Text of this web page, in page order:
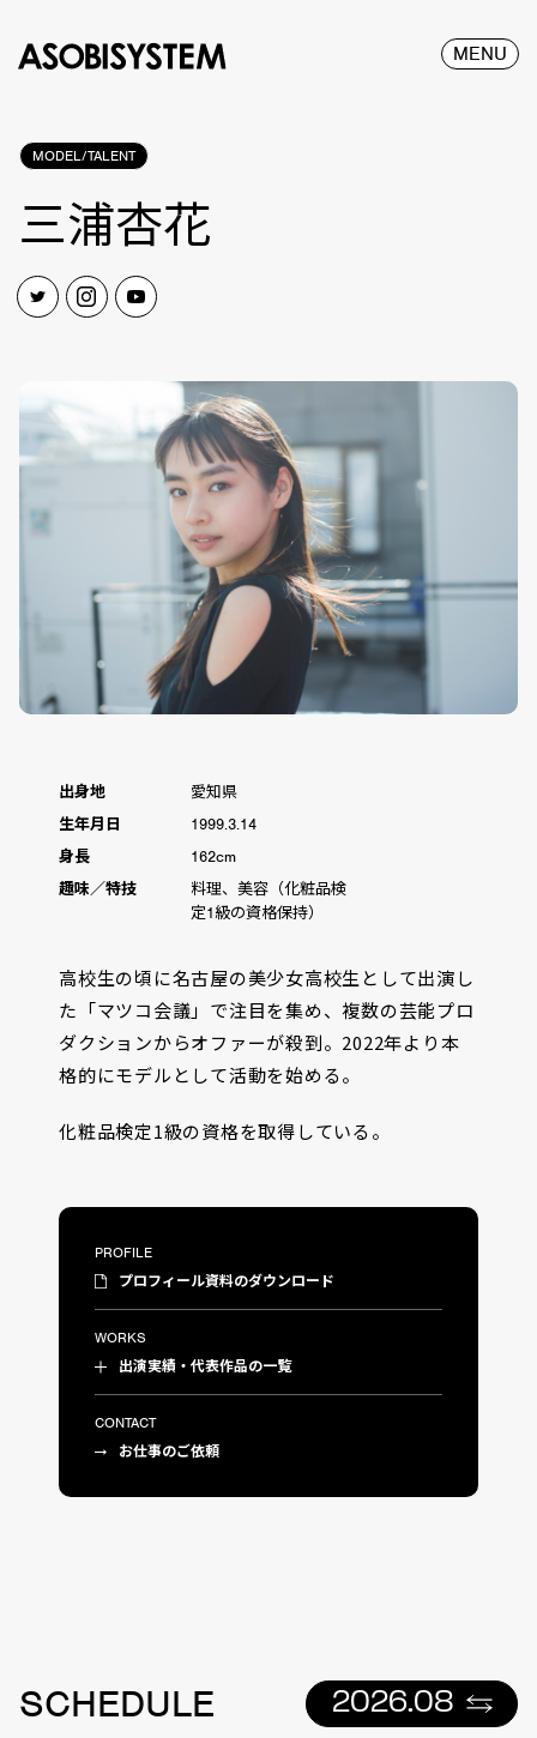
MENU
MODEL/TALENT
三浦杏花
高校生の頃に名古屋の美少女高校生として出演し
た「マツコ会議」で注目を集め、複数の芸能プロ
ダクションからオファーが殺到。2022年より本
格的にモデルとして活動を始める。
化粧品検定1級の資格を取得している。
出身地
愛知県
生年月日
1999.3.14
身長
162cm
趣味／特技
料理、美容（化粧品検
定1級の資格保持）
PROFILE
プロフィール資料のダウンロード
WORKS
出演実績・代表作品の一覧
CONTACT
お仕事のご依頼
SCHEDULE 2026.08